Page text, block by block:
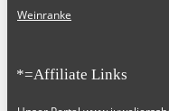
Weinranke
*=Affiliate Links